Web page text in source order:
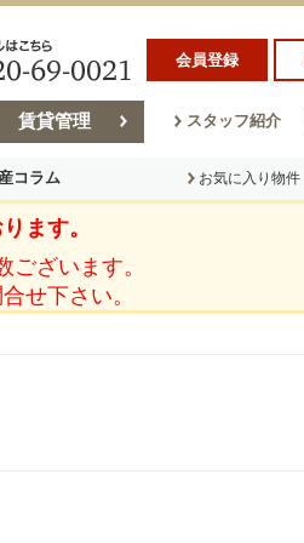
会員登録
賃貸管理 スタッフ紹介
コラム
ム
お気に入り物件
ます。
ざいます。
せ下さい。